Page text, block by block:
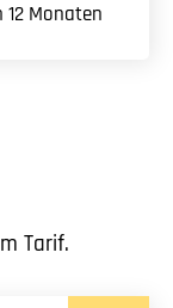
Monaten
Tarif.